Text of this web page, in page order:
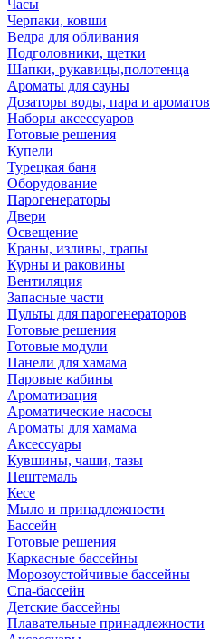
Часы
Черпаки, ковши
Ведра для обливания
Подголовники, щетки
Шапки, рукавицы,полотенца
Ароматы для сауны
Дозаторы воды, пара и ароматов
Наборы аксессуаров
Готовые решения
Купели
Турецкая баня
Оборудование
Парогенераторы
Двери
Освещение
Краны, изливы, трапы
Курны и раковины
Вентиляция
Запасные части
Пульты для парогенераторов
Готовые решения
Готовые модули
Панели для хамама
Паровые кабины
Ароматизация
Ароматические насосы
Ароматы для хамама
Аксессуары
Кувшины, чаши, тазы
Пештемаль
Кесе
Мыло и принадлежности
Бассейн
Готовые решения
Каркасные бассейны
Морозоустойчивые бассейны
Спа-бассейн
Детские бассейны
Плавательные принадлежности